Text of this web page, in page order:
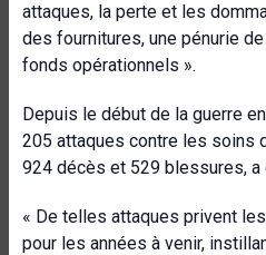
attaques, la perte et les
des fournitures, une pénurie
fonds opérationnels ».
Depuis le début de la guerre
205 attaques contre les soins
924 décès et 529 blessures, a
« De telles attaques privent
pour les années à venir,